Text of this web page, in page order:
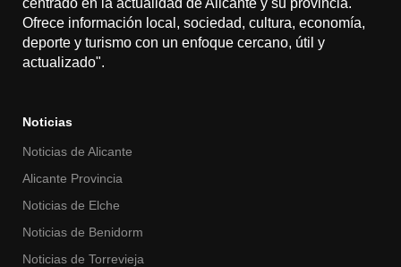
Ofrece información local, sociedad, cultura, economía,
deporte y turismo con un enfoque cercano, útil y
actualizado".
Noticias
Noticias de Alicante
Alicante Provincia
Noticias de Elche
Noticias de Benidorm
Noticias de Torrevieja